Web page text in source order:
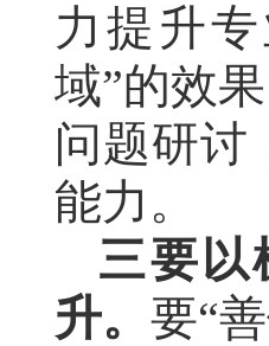
力提升
域”的效
问题研讨
能力。
三要以
升。 要“